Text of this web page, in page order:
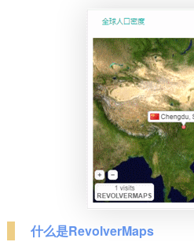
什么是RevolverMaps